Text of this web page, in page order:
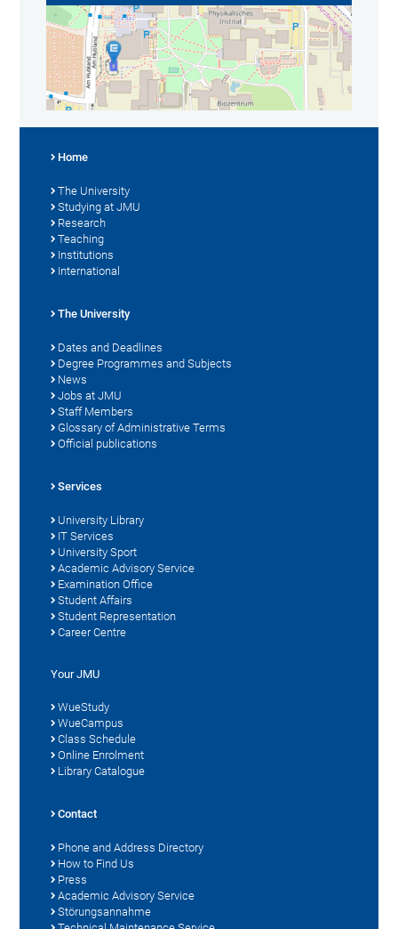
Home
The University
Studying at JMU
Research
Teaching
Institutions
International
The University
Dates and Deadlines
Degree Programmes and Subjects
News
Jobs at JMU
Staff Members
Glossary of Administrative Terms
Official publications
Services
University Library
IT Services
University Sport
Academic Advisory Service
Examination Office
Student Affairs
Student Representation
Career Centre
Your JMU
WueStudy
WueCampus
Class Schedule
Online Enrolment
Library Catalogue
Contact
Phone and Address Directory
How to Find Us
Press
Academic Advisory Service
Störungsannahme